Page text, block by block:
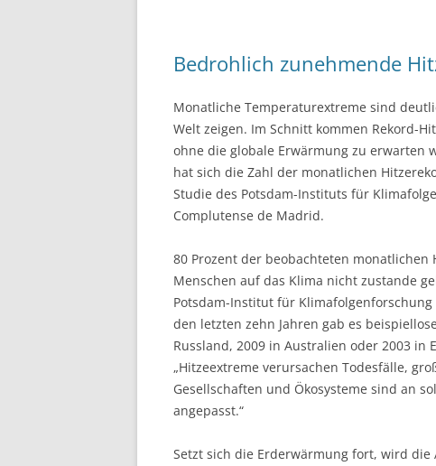
Bedrohlich zunehmende
Monatliche Temperaturextreme sind
Welt zeigen. Im Schnitt kommen Rekord-
ohne die globale Erwärmung zu erwarten
hat sich die Zahl der monatlichen
Studie des Potsdam-Instituts für
Complutense de Madrid.
80 Prozent der beobachteten
Menschen auf das Klima nicht zustande
Potsdam-Institut für
den letzten zehn Jahren gab es
Russland, 2009 in Australien oder 2003 in
„Hitzeextreme verursachen Todesfälle,
Gesellschaften und Ökosysteme sind an
angepasst.“
Setzt sich die Erderwärmung fort, wird